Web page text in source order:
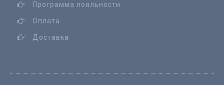
Программа лояльности
Оплата
Доставка